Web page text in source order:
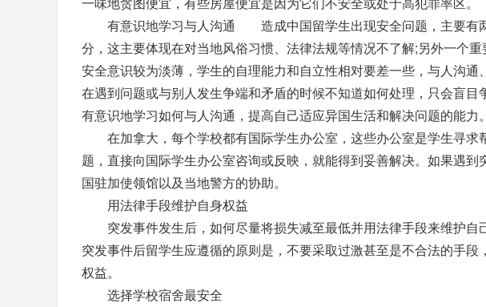
有意识地学习与人沟通 造成中国留学生出现安全问题，主要有两
分，这主要体现在对当地风俗习惯、法律法规等情况不了解;另外一个
安全意识较为淡薄，学生的自理能力和自立性相对要差一些，与人沟
在遇到问题或与别人发生争端和矛盾的时候不知道如何处理，只会盲
有意识地学习如何与人沟通，提高自己适应异国生活和解决问题的能力。
在加拿大，每个学校都有国际学生办公室，这些办公室是学生寻求
题，直接向国际学生办公室咨询或反映，就能得到妥善解决。如果遇
国驻加使领馆以及当地警方的协助。
用法律手段维护自身权益
突发事件发生后，如何尽量将损失减至最低并用法律手段来维护自
突发事件后留学生应遵循的原则是，不要采取过激甚至是不合法的手
权益。
选择学校宿舍最安全